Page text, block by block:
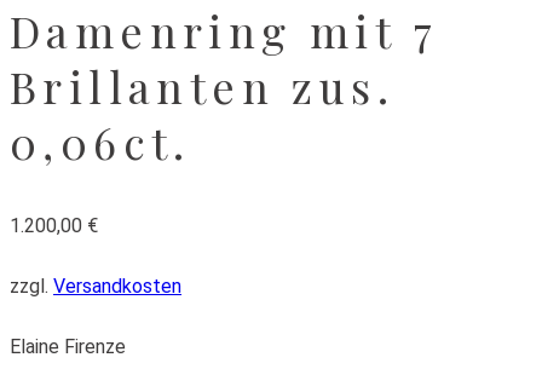
Damenring mit 7
Brillanten zus.
0,06ct.
1.200,00 €
zzgl. Versandkosten
Elaine Firenze